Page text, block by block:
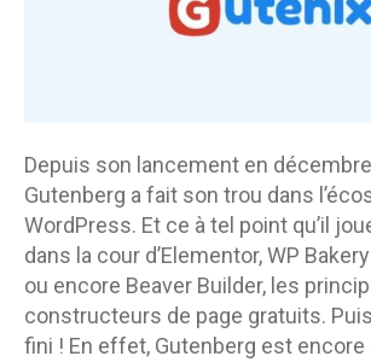
Depuis son lancement en
Gutenberg a fait son trou dans
WordPress. Et ce à tel point qu’il
dans la cour d’Elementor, WP
ou encore Beaver Builder, les
constructeurs de page gratuits.
fini ! En effet, Gutenberg est encore